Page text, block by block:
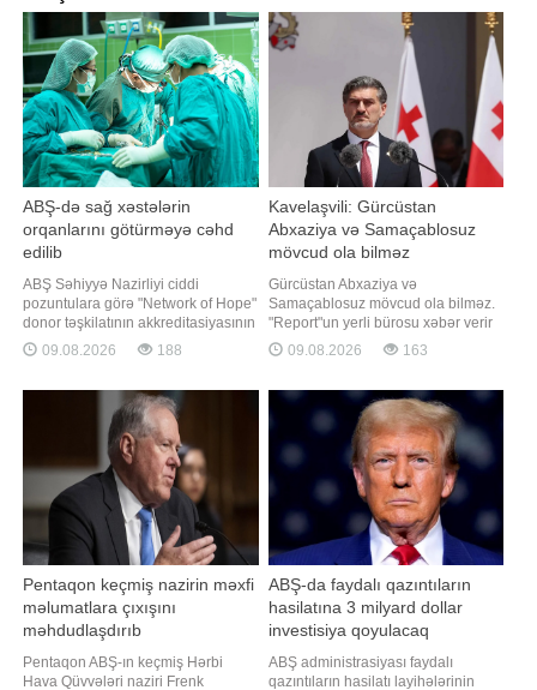
ABŞ-də sağ xəstələrin
orqanlarını götürməyə cəhd
edilib
ABŞ Səhiyyə Nazirliyi ciddi
pozuntulara görə "Network of Hope"
donor təşkilatının akkreditasiyasının
ləğvi prosesinə başlayıb. xəbər verir
ki, Nazir Robert Kennedinin
yoxlamalar zamanı bəzi xəstələrin
orqan donorluğu siyahısına əsassız
daxil edildiyi, tibb
09.08.2026 188
Kavelaşvili: Gürcüstan
Abxaziya və Samaçablosuz
mövcud ola bilməz
Gürcüstan Abxaziya və
Samaçablosuz mövcud ola bilməz.
"Report"un yerli bürosu xəbər verir
ki, bunu Gürcüstan Prezidenti Mixeil
Kavelaşvili 2008-ci il avqust
bağlı çıxışında deyib. O, ölkənin
ərazi bütövlüyünün bərpasının
dövlət siyasətinin əsas
istiqamətlərində
09.08.2026 163
Pentaqon keçmiş nazirin məxfi
məlumatlara çıxışını
məhdudlaşdırıb
Pentaqon ABŞ-ın keçmiş Hərbi
Hava Qüvvələri naziri Frenk
ABŞ-da faydalı qazıntıların
hasilatına 3 milyard dollar
investisiya qoyulacaq
ABŞ administrasiyası faydalı
qazıntıların hasilatı layihələrinin